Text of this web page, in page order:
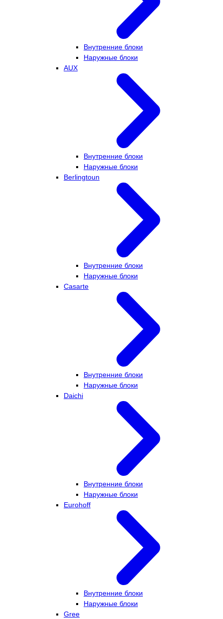
Внутренние блоки
Наружные блоки
AUX
Внутренние блоки
Наружные блоки
Berlingtoun
Внутренние блоки
Наружные блоки
Casarte
Внутренние блоки
Наружные блоки
Daichi
Внутренние блоки
Наружные блоки
Eurohoff
Внутренние блоки
Наружные блоки
Gree